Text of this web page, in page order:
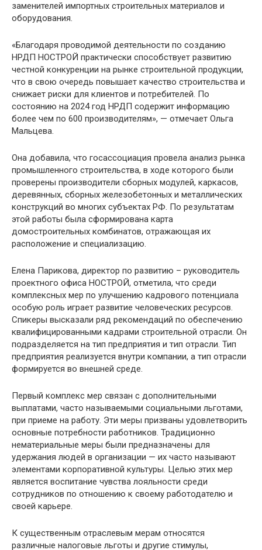
заменителей импортных строительных материалов и
оборудования.
«Благодаря проводимой деятельности по созданию
НРДП НОСТРОЙ практически способствует развитию
честной конкуренции на рынке строительной продукции,
что в свою очередь повышает качество строительства и
снижает риски для клиентов и потребителей. По
состоянию на 2024 год НРДП содержит информацию
более чем по 600 производителям», — отмечает Ольга
Мальцева.
Она добавила, что госассоциация провела анализ рынка
промышленного строительства, в ходе которого были
проверены производители сборных модулей, каркасов,
деревянных, сборных железобетонных и металлических
конструкций во многих субъектах РФ. По результатам
этой работы была сформирована карта
домостроительных комбинатов, отражающая их
расположение и специализацию.
Елена Парикова, директор по развитию – руководитель
проектного офиса НОСТРОЙ, отметила, что среди
комплексных мер по улучшению кадрового потенциала
особую роль играет развитие человеческих ресурсов.
Спикеры высказали ряд рекомендаций по обеспечению
квалифицированными кадрами строительной отрасли. Он
подразделяется на тип предприятия и тип отрасли. Тип
предприятия реализуется внутри компании, а тип отрасли
формируется во внешней среде.
Первый комплекс мер связан с дополнительными
выплатами, часто называемыми социальными льготами,
при приеме на работу. Эти меры призваны удовлетворить
основные потребности работников. Традиционно
нематериальные меры были предназначены для
удержания людей в организации — их часто называют
элементами корпоративной культуры. Целью этих мер
является воспитание чувства лояльности среди
сотрудников по отношению к своему работодателю и
своей карьере.
К существенным отраслевым мерам относятся
различные налоговые льготы и другие стимулы,